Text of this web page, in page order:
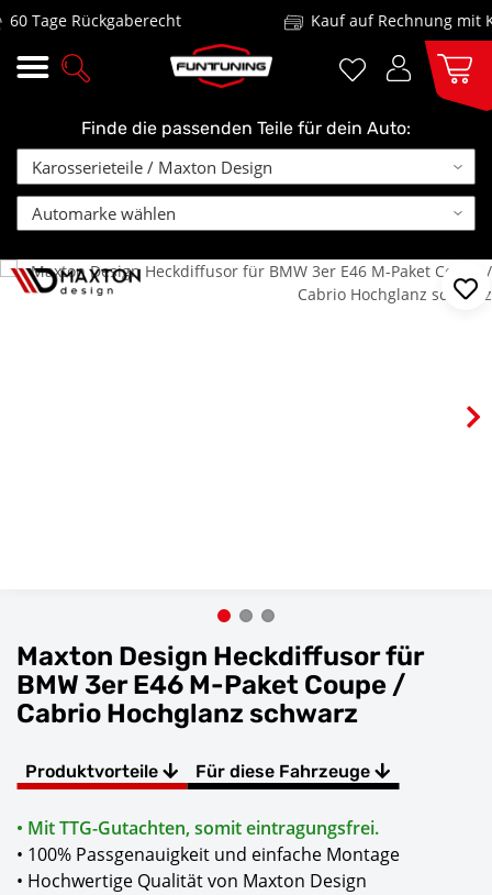
Tage Rückgaberecht Kauf auf Rechnung mit
Finde die passenden Teile für dein Auto:
Maxton Design Heckdiffusor für
BMW 3er E46 M-Paket Coupe /
Cabrio Hochglanz schwarz
Produktvorteile Für diese Fahrzeuge
• Mit TTG-Gutachten, somit eintragungsfrei.
• 100% Passgenauigkeit und einfache Montage
• Hochwertige Qualität von Maxton Design